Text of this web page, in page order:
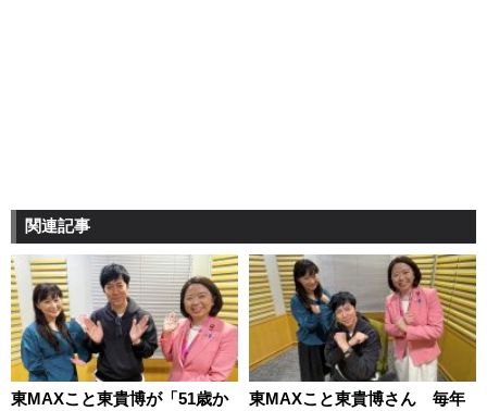
関連記事
東MAXこと東貴博が「51歳か
東MAXこと東貴博さん 毎年